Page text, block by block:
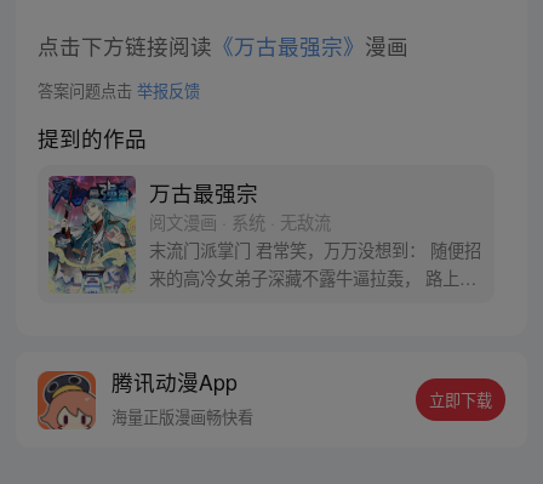
点击下方链接阅读 《万古最强宗》 漫画
答案问题点击 举报反馈
提到的作品
万古最强宗
阅文漫画 · 系统 · 无敌流
末流门派掌门 君常笑，万万没想到： 随便招
来的高冷女弟子深藏不露牛逼拉轰， 路上闭
苍要我末流门派逆天，挡不住啊
腾讯动漫App
海量正版漫画畅快看
立即下载